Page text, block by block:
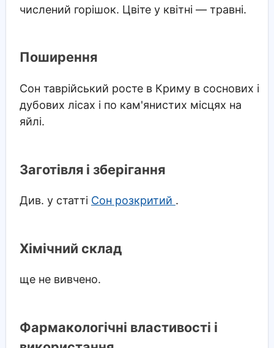
числений горішок. Цвіте у квітні — травні.
Поширення
Сон таврійський росте в Криму в соснових і
дубових лісах і по кам'янистих місцях на
яйлі.
Заготівля і зберігання
Див. у статті Сон розкритий .
Хімічний склад
ще не вивчено.
Фармакологічні властивості і